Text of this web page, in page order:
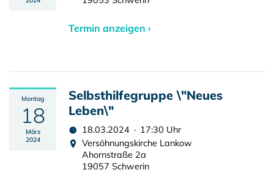
Termin anzeigen ›
Montag
18
März
2024
Selbsthilfegruppe \"Neues
Leben\"
18.03.2024 · 17:30 Uhr
Versöhnungskirche Lankow
Ahornstraße 2a
19057 Schwerin